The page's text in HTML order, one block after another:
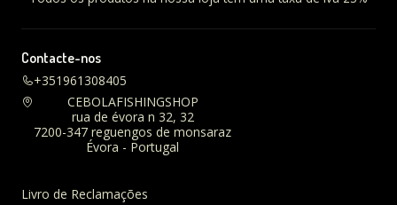
Contacte-nos
+351961308405
CEBOLAFISHINGSHOP
rua de évora n 32, 32
7200-347 reguengos de monsaraz
Évora - Portugal
Livro de Reclamações